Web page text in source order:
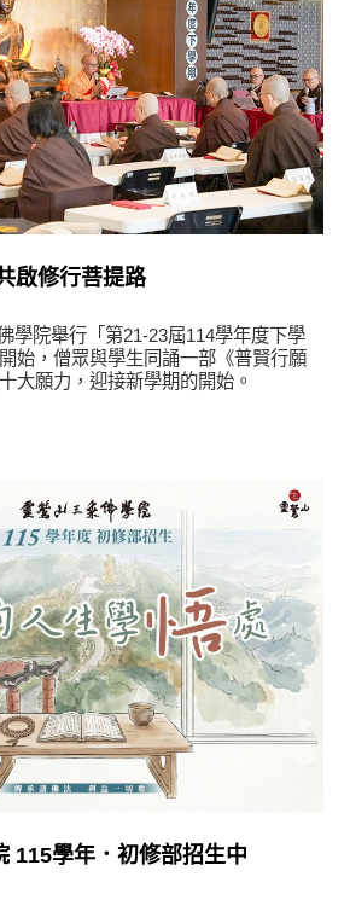
啟修行菩提路
學院舉行「第21-23屆114學年度下學
始，僧眾與學生同誦一部《普賢行願
大願力，迎接新學期的開始。
115學年．初修部招生中
最新消息